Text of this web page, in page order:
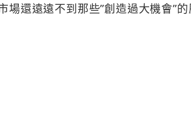
還遠遠不到那些”創造過大機會”的